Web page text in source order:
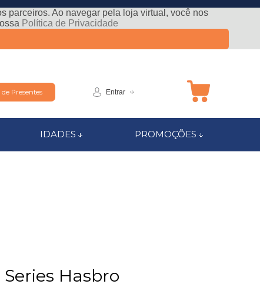
parceiros. Ao navegar pela loja virtual, você nos
Política de Privacidade
de Presentes Entrar
IDADES PROMOÇÕES
Hasbro